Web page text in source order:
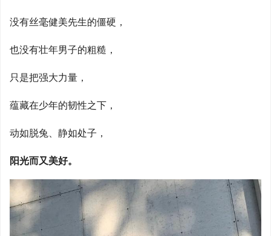
没有丝毫健美先生的僵硬，
也没有壮年男子的粗糙，
只是把强大力量，
蕴藏在少年的韧性之下，
动如脱兔、静如处子，
阳光而又美好。